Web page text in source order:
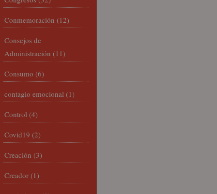
Conmemoración (12)
Consejos de
Administración (11)
Consumo (6)
contagio emocional (1)
Control (4)
Covid19 (2)
Creación (3)
Creador (1)